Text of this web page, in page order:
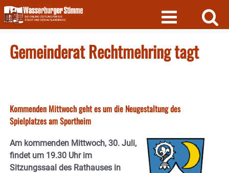
Skip
to
content
Gemeinderat Rechtmehring tagt
Kommenden Mittwoch geht es um die Neugestaltung des
Spielplatzes am Sportheim
Am kommenden Mittwoch, 30. Juli,
findet um 19.30 Uhr im
Sitzungssaal des Rathauses in